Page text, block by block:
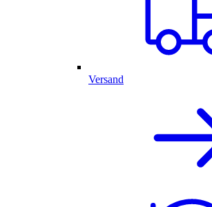
Versand